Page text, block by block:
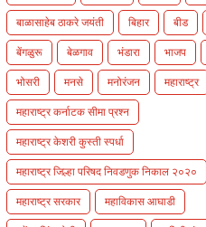
बाळासाहेब ठाकरे जयंती
बिहार बीड
बेंगळुरू
बेळगाव भंडारा भाजप
भोसरी
मनसे मनोरंजन
महाराष्ट्र
महाराष्ट्र कर्नाटक सीमा प्रश्न
महाराष्ट्र केशरी कुस्ती स्पर्धा
महाराष्ट्र जिल्हा परिषद निवडणुक निकाल २०२०
महाराष्ट्र सरकार
महाविकास आघाडी